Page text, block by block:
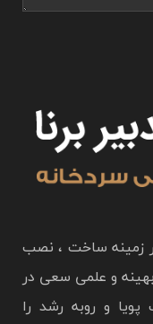
زمینه ساخت ، نصب
و علمی سعی در
و روبه رشد را